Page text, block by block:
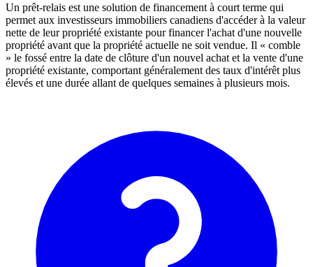
Un prêt-relais est une solution de financement à court terme qui
permet aux investisseurs immobiliers canadiens d'accéder à la valeur
nette de leur propriété existante pour financer l'achat d'une nouvelle
propriété avant que la propriété actuelle ne soit vendue. Il « comble
» le fossé entre la date de clôture d'un nouvel achat et la vente d'une
propriété existante, comportant généralement des taux d'intérêt plus
élevés et une durée allant de quelques semaines à plusieurs mois.